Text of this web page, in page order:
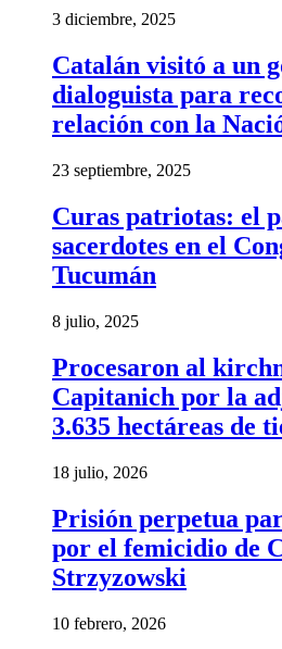
3 diciembre, 2025
Catalán visitó a un
dialoguista para
relación con la
23 septiembre, 2025
Curas patriotas: el
sacerdotes en el
Tucumán
8 julio, 2025
Procesaron al
Capitanich por la
3.635 hectáreas de
18 julio, 2026
Prisión perpetua
por el femicidio de
Strzyzowski
10 febrero, 2026